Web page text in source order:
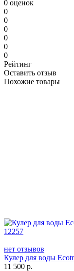
0 оценок
0
0
0
0
0
0
Рейтинг
Оставить отзыв
Похожие товары
нет отзывов
Кулер для воды
11 500 р.